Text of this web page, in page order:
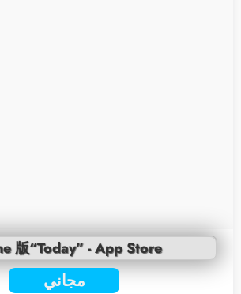
版“Today” - App Store
مجاني